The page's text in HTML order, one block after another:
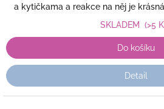
a kytičkama a reakce na něj je
SKLADEM (>5
Do košíku
Detail